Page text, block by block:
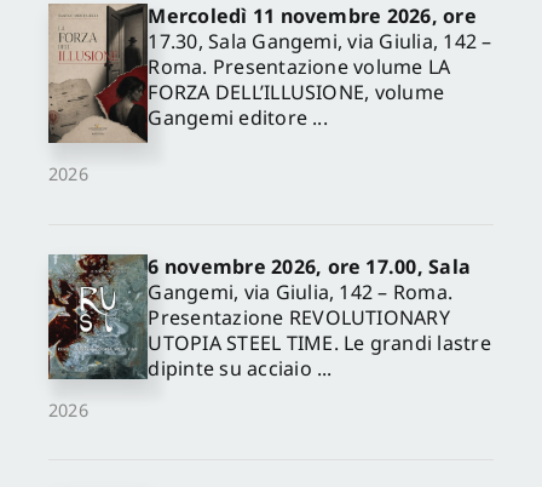
2026
Mercoledì 11 novembre 2026, ore
17.30, Sala Gangemi, via Giulia, 142 –
Roma. Presentazione volume LA
FORZA DELL’ILLUSIONE, volume
Gangemi editore ...
2026
6 novembre 2026, ore 17.00, Sala
Gangemi, via Giulia, 142 – Roma.
Presentazione REVOLUTIONARY
UTOPIA STEEL TIME. Le grandi lastre
dipinte su acciaio ...